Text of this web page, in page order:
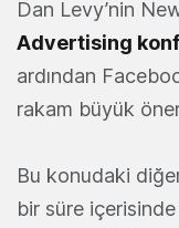
Dan Levy’nin
Advertising
ardından
rakam büyük
Bu konudaki
bir süre